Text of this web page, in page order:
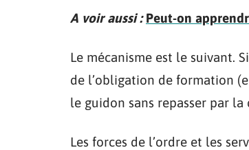
A voir aussi : Peut-on
Le mécanisme est le suivant.
de l’obligation de formation
le guidon sans repasser par
Les forces de l’ordre et les